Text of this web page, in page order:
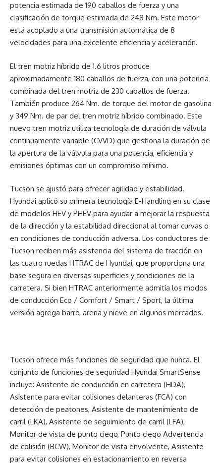
potencia estimada de 190 caballos de fuerza y ​​una
clasificación de torque estimada de 248 Nm. Este motor
está acoplado a una transmisión automática de 8
velocidades para una excelente eficiencia y aceleración.
El tren motriz híbrido de 1.6 litros produce
aproximadamente 180 caballos de fuerza, con una potencia
combinada del tren motriz de 230 caballos de fuerza.
También produce 264 Nm. de torque del motor de gasolina
y 349 Nm. de par del tren motriz híbrido combinado. Este
nuevo tren motriz utiliza tecnología de duración de válvula
continuamente variable (CVVD) que gestiona la duración de
la apertura de la válvula para una potencia, eficiencia y
emisiones óptimas con un compromiso mínimo.
Tucson se ajustó para ofrecer agilidad y estabilidad.
Hyundai aplicó su primera tecnología E-Handling en su clase
de modelos HEV y PHEV para ayudar a mejorar la respuesta
de la dirección y la estabilidad direccional al tomar curvas o
en condiciones de conducción adversa. Los conductores de
Tucson reciben más asistencia del sistema de tracción en
las cuatro ruedas HTRAC de Hyundai, que proporciona una
base segura en diversas superficies y condiciones de la
carretera. Si bien HTRAC anteriormente admitía los modos
de conducción Eco / Comfort / Smart / Sport, la última
versión agrega barro, arena y nieve en algunos mercados.
Tucson ofrece más funciones de seguridad que nunca. El
conjunto de funciones de seguridad Hyundai SmartSense
incluye: Asistente de conducción en carretera (HDA),
Asistente para evitar colisiones delanteras (FCA) con
detección de peatones, Asistente de mantenimiento de
carril (LKA), Asistente de seguimiento de carril (LFA),
Monitor de vista de punto ciego, Punto ciego Advertencia
de colisión (BCW), Monitor de vista envolvente, Asistente
para evitar colisiones en estacionamiento en reversa